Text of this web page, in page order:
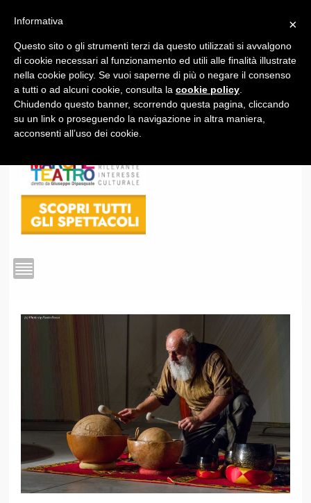
1
×
Informativa
Questo sito o gli strumenti terzi da questo utilizzati si avvalgono
di cookie necessari al funzionamento ed utili alle finalità illustrate
nella cookie policy. Se vuoi saperne di più o negare il consenso
a tutti o ad alcuni cookie, consulta la cookie policy
Chiudendo questo banner, scorrendo questa pagina, cliccando
su un link o proseguendo la navigazione in altra maniera,
acconsenti all’uso dei cookie.